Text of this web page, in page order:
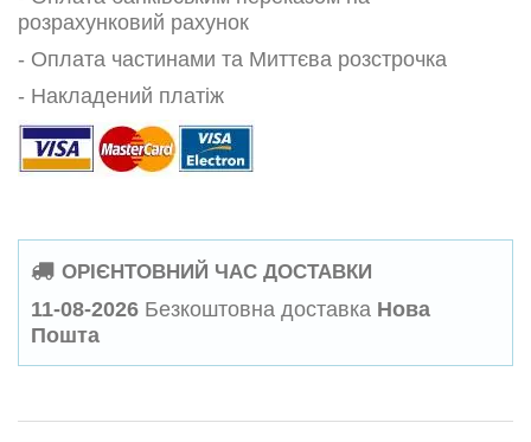
розрахунковий рахунок
- Оплата частинами та Миттєва розстрочка
- Накладений платіж
ОРІЄНТОВНИЙ ЧАС ДОСТАВКИ
11-08-2026 Безкоштовна доставка Нова
Пошта